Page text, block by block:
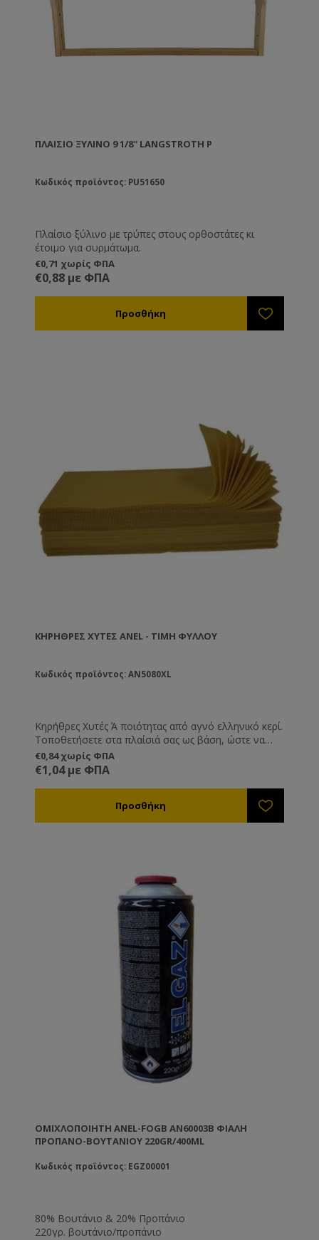
ΠΛΑΊΣΙΟ ΞΎΛΙΝΟ 9 1/8'' LANGSTROTH P
Κωδικός προϊόντος: PU51650
Πλαίσιο ξύλινο με τρύπες στους ορθοστάτες κι
έτοιμο για συρμάτωμα.
€0,71 χωρίς ΦΠΑ
€0,88 με ΦΠΑ
ΚΗΡΉΘΡΕΣ ΧΥΤΈΣ ANEL - ΤΙΜΉ ΦΎΛΛΟΥ
Κωδικός προϊόντος: AN5080XL
Κηρήθρες Χυτές Ά ποιότητας από αγνό ελληνικό κερί.
Τοποθετήσετε στα πλαίσιά σας ως βάση, ώστε να
μπορέσουν οι μέλισσες να τα χτίσουν στη συνέχεια
με το δικό τους κερί.
€0,84 χωρίς ΦΠΑ
€1,04 με ΦΠΑ
ΟΜΙΧΛΟΠΟΙΗΤΉ ANEL-FOGB AN60003Β ΦΙΆΛΗ
ΠΡΟΠΑΝΟ-ΒΟΥΤΑΝΊΟΥ 220GR/400ML
Κωδικός προϊόντος: EGZ00001
80% Βουτάνιο & 20% Προπάνιο
220γρ. βουτάνιο/προπάνιο